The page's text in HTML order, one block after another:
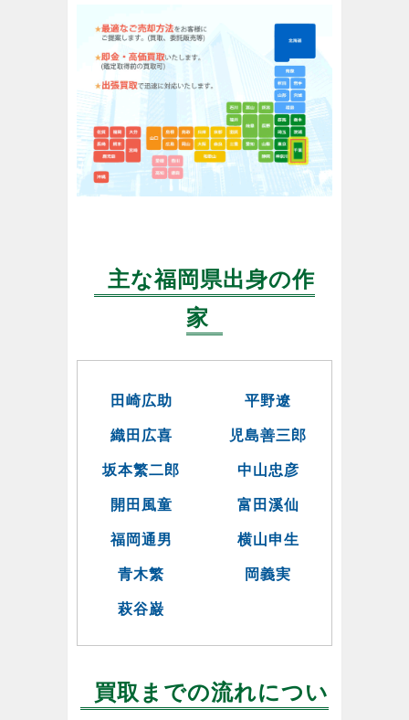
主な福岡県出身の作
家
田崎広助 平野遼
織田広喜 児島善三郎
坂本繁二郎 中山忠彦
開田風童 富田溪仙
福岡通男 横山申生
青木繁 岡義実
萩谷巌
買取までの流れについ